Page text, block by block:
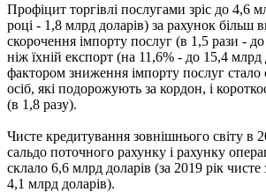
Профіцит торгівлі послугами зріс до 4,6
році - 1,8 млрд доларів) за рахунок більш
скорочення імпорту послуг (в 1,5 рази -
ніж їхній експорт (на 11,6% - до 15,4
фактором зниження імпорту послуг стало
осіб, які подорожують за кордон, і
(в 1,8 разу).
Чисте кредитування зовнішнього світу в
сальдо поточного рахунку і рахунку
склало 6,6 млрд доларів (за 2019 рік
4,1 млрд доларів).